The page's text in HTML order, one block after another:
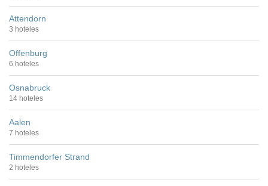
Attendorn
3 hoteles
Offenburg
6 hoteles
Osnabruck
14 hoteles
Aalen
7 hoteles
Timmendorfer Strand
2 hoteles